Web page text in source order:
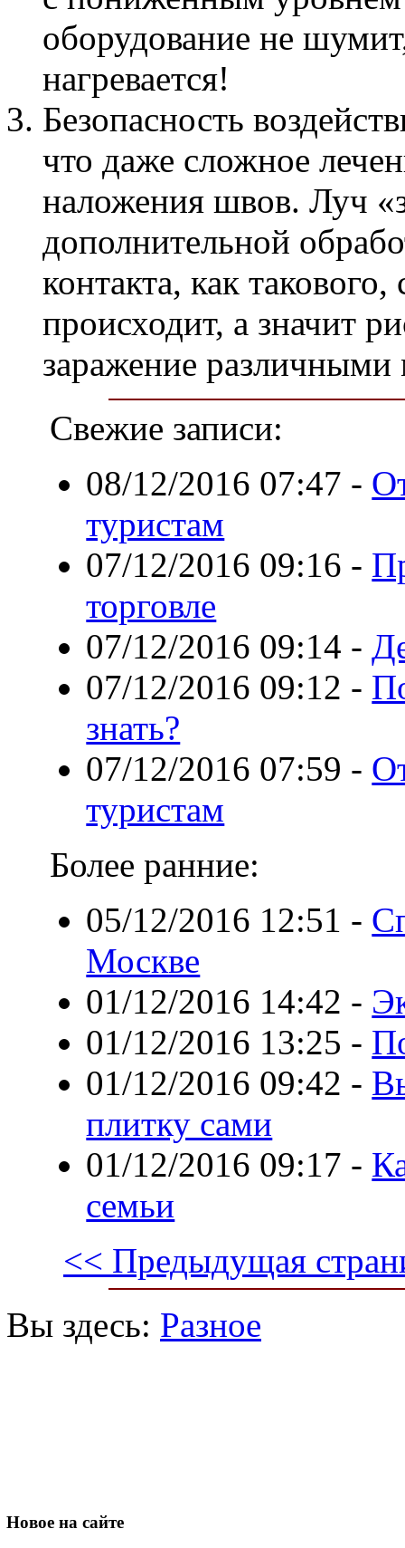
оборудование не
нагревается!
Безопасность
что даже сложное
наложения швов. Луч
дополнительной
контакта, как
происходит, а значит
заражение различными
Свежие записи:
08/12/2016 07:47 -
туристам
07/12/2016 09:16 -
торговле
07/12/2016 09:14 -
07/12/2016 09:12 -
знать?
07/12/2016 07:59 -
туристам
Более ранние:
05/12/2016 12:51 -
Москве
01/12/2016 14:42 -
01/12/2016 13:25 -
01/12/2016 09:42 -
плитку сами
01/12/2016 09:17 -
семьи
<< Предыдущая
Вы здесь: Разное
Новое на сайте